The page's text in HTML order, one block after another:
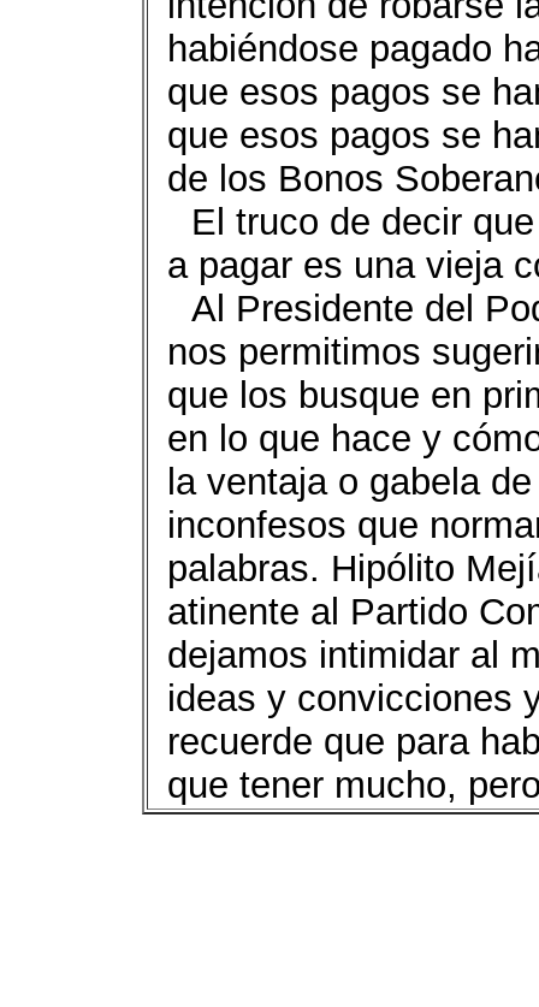
habiéndose pagado
que esos pagos se
que esos pagos se
de los Bonos
El truco de decir
a pagar es una vieja
Al Presidente del
nos permitimos
que los busque en
en lo que hace y
la ventaja o gabela
inconfesos que
palabras. Hipólito
atinente al Partido
dejamos intimidar al
ideas y convicciones
recuerde que para
que tener mucho,